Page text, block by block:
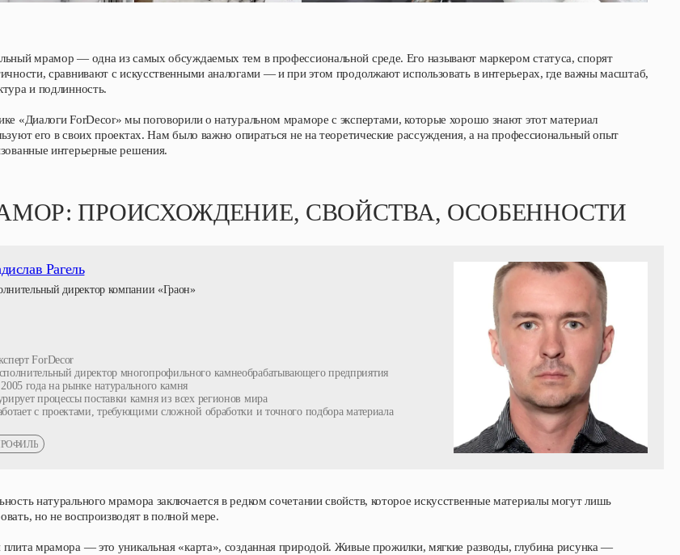
мрамор — одна из самых обсуждаемых тем в профессиональной среде. Его называют маркером статуса, спорят
сравнивают с искусственными аналогами — и при этом продолжают использовать в интерьерах, где важны масштаб,
и подлинность.
«Диалоги ForDecor» мы поговорили о натуральном мраморе с экспертами, которые хорошо знают этот материал
его в своих проектах. Нам было важно опираться не на теоретические рассуждения, а на профессиональный опыт
интерьерные решения.
ПРОИСХОЖДЕНИЕ, СВОЙСТВА, ОСОБЕННОСТИ
Рагель
директор компании «Граон»
ForDecor
директор многопрофильного камнеобрабатывающего предприятия
года на рынке натурального камня
процессы поставки камня из всех регионов мира
с проектами, требующими сложной обработки и точного подбора материала
натурального мрамора заключается в редком сочетании свойств, которое искусственные материалы могут лишь
но не воспроизводят в полной мере.
мрамора — это уникальная «карта», созданная природой. Живые прожилки, мягкие разводы, глубина рисунка —